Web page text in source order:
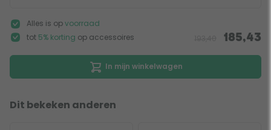
Alles is opvoorraad
tot 5% korting op accessoires 185,43
In mijn winkelwagen
Dit bekeken anderen